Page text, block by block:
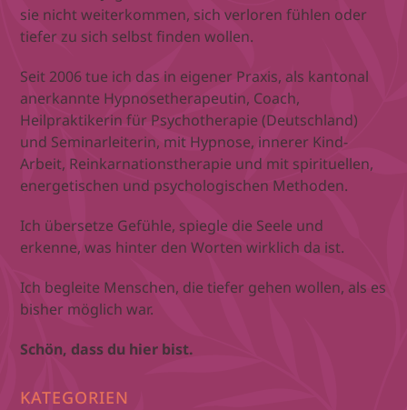
sie nicht weiterkommen, sich verloren fühlen oder
tiefer zu sich selbst finden wollen.
Seit 2006 tue ich das in eigener Praxis, als kantonal
anerkannte Hypnosetherapeutin, Coach,
Heilpraktikerin für Psychotherapie (Deutschland)
und Seminarleiterin, mit Hypnose, innerer Kind-
Arbeit, Reinkarnationstherapie und mit spirituellen,
energetischen und psychologischen Methoden.
Ich übersetze Gefühle, spiegle die Seele und
erkenne, was hinter den Worten wirklich da ist.
Ich begleite Menschen, die tiefer gehen wollen, als es
bisher möglich war.
Schön, dass du hier bist.
KATEGORIEN